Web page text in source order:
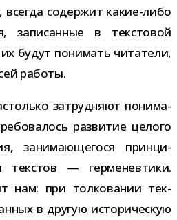
содер­жит какие-​либо
запи­сан­ные в тек­сто­вой
будут пони­мать чита­тели,
работы.
затруд­няют пони­ма­
раз­ви­тие целого
зани­ма­ю­ще­гося прин­ци­
тек­стов — гер­ме­нев­тики.
нам: при тол­ко­ва­нии тек­
в дру­гую исто­ри­че­скую